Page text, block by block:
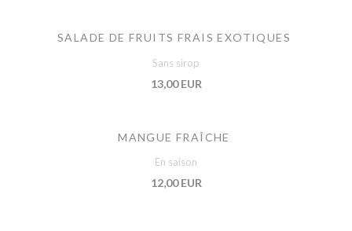
SALADE DE FRUITS FRAIS EXOTIQUES
Sans sirop
13,00 EUR
MANGUE FRAÎCHE
En saison
12,00 EUR